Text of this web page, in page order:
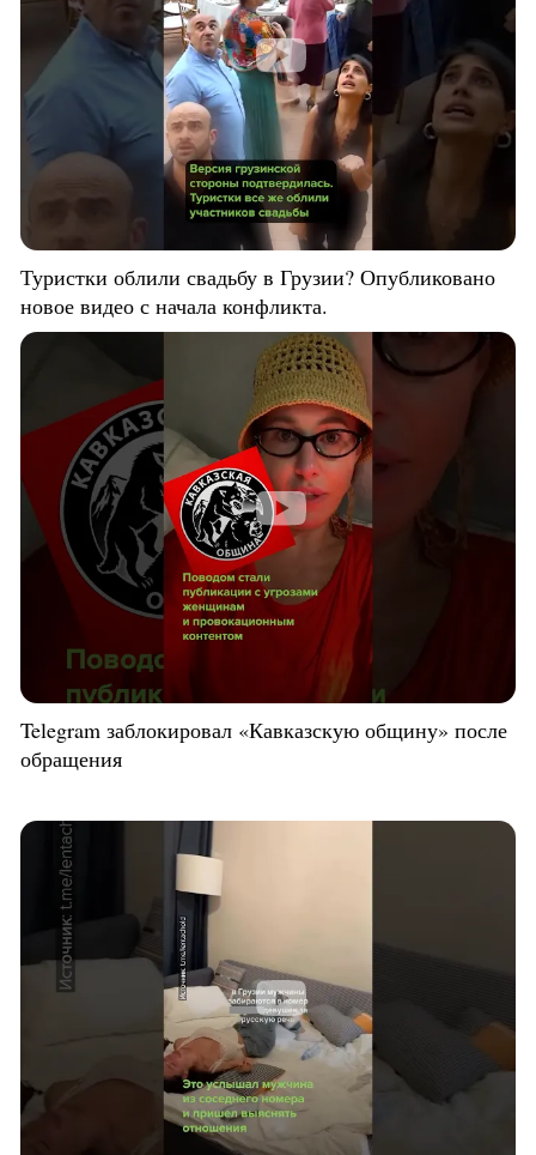
Туристки облили свадьбу в Грузии? Опубликовано
новое видео с начала конфликта.
Telegram заблокировал «Кавказскую общину» после
обращения